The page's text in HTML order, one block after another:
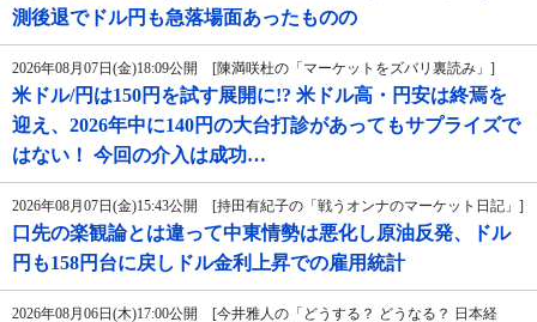
測後退でドル円も急落場面あったものの
2026年08月07日(金)18:09公開 [陳満咲杜の「マーケットをズバリ裏読み」]
米ドル/円は150円を試す展開に!? 米ドル高・円安は終焉を
迎え、2026年中に140円の大台打診があってもサプライズで
はない！ 今回の介入は成功…
2026年08月07日(金)15:43公開 [持田有紀子の「戦うオンナのマーケット日記」]
口先の楽観論とは違って中東情勢は悪化し原油反発、ドル
円も158円台に戻しドル金利上昇での雇用統計
2026年08月06日(木)17:00公開 [今井雅人の「どうする？ どうなる？ 日本経